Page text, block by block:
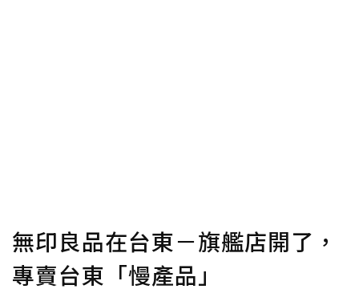
無印良品在台東－旗艦店開了，
專賣台東「慢產品」